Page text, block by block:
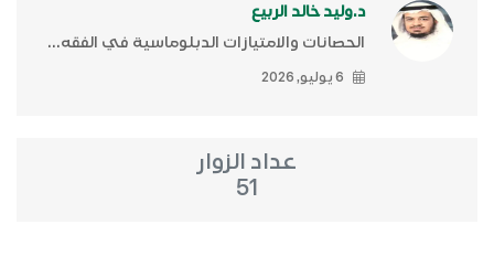
د.وليد خالد الربيع
الحصانات والامتيازات الدبلوماسية في الفقه...
6 يوليو, 2026
عداد الزوار
51